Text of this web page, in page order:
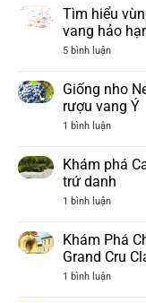
Tìm hiểu
vang hảo
5 bình luậnở
vùng
rượu
vang
–
vang
hảo
hạng
của
khai
sinh
Barolo
Giống nho
rượu vang Ý
1 bình luậnở
Nebbiolo
–
Biểu
quyền
rượu
vang
Ý
Khám phá
trứ danh
1 bình luậnở
Cantine
Capetta
–
vị
Khám Phá
Grand Cru
1 bình luậnở